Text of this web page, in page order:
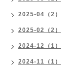
2025-04（2）
2025-02（2）
2024-12（1）
2024-11（1）